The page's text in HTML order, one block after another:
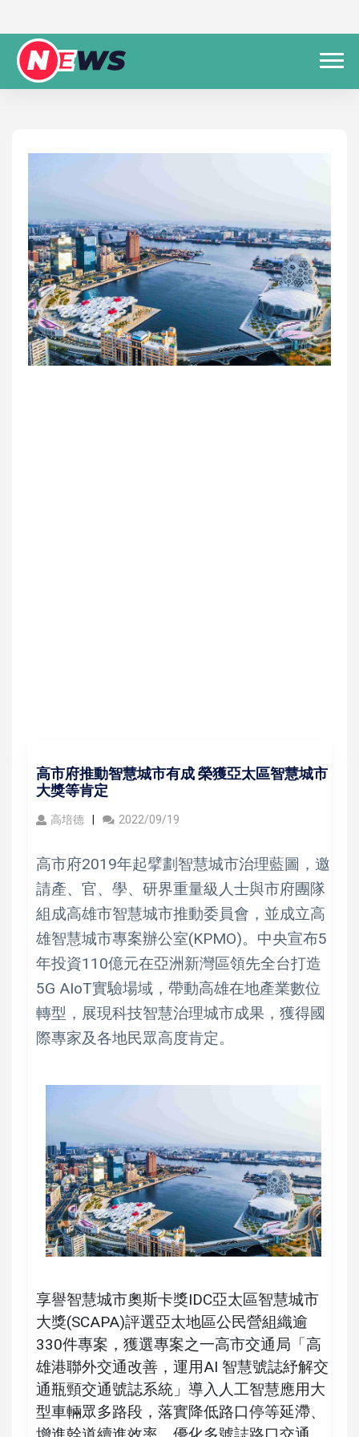
高市府推動智慧城市有成 榮獲亞太區智慧城市
大獎等肯定
高培德 2022/09/19
高市府2019年起擘劃智慧城市治理藍圖，邀
請產、官、學、研界重量級人士與市府團隊
組成高雄市智慧城市推動委員會，並成立高
雄智慧城市專案辦公室(KPMO)。中央宣布5
年投資110億元在亞洲新灣區領先全台打造
5G AIoT實驗場域，帶動高雄在地產業數位
轉型，展現科技智慧治理城市成果，獲得國
際專家及各地民眾高度肯定。
享譽智慧城市奧斯卡獎IDC亞太區智慧城市
大獎(SCAPA)評選亞太地區公民營組織逾
330件專案，獲選專案之一高市交通局「高
雄港聯外交通改善，運用AI 智慧號誌紓解交
通瓶頸交通號誌系統」導入人工智慧應用大
型車輛眾多路段，落實降低路口停等延滯、